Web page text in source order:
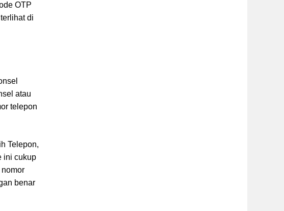
OTP
di
atau
telepon
Telepon,
ini cukup
benar